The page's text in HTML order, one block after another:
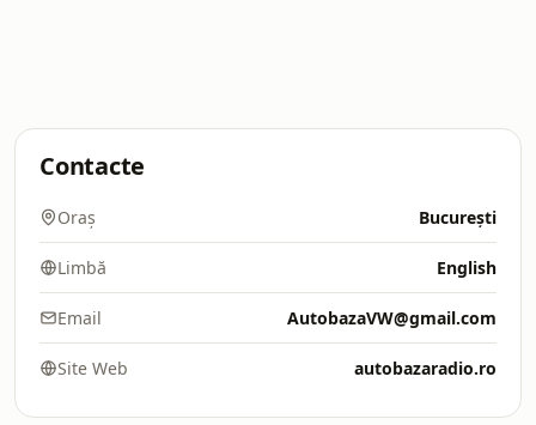
Contacte
Oraș București
Limbă English
Email AutobazaVW@gmail.com
Site Web autobazaradio.ro